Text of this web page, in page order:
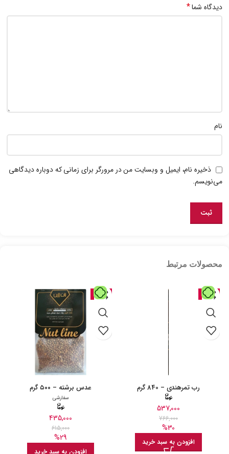
دیدگاه شما*
نام
ذخیره نام، ایمیل و وبسایت من در مرورگر برای زمانی که دوباره دیدگاهی
می‌نویسم.
محصولات مرتبط
حراج
رب تمرهندی – 840 گرم
537,000
766,000
%30
افزودن به سبد خرید
حراج
عدس برشته – ۵۰۰ گرم
سفارشی
435,000
615,000
%29
افزودن به سبد خرید